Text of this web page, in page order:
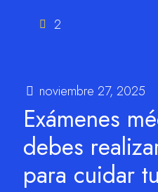
2
noviembre 27, 2025
Exámenes
debes
para cuidar